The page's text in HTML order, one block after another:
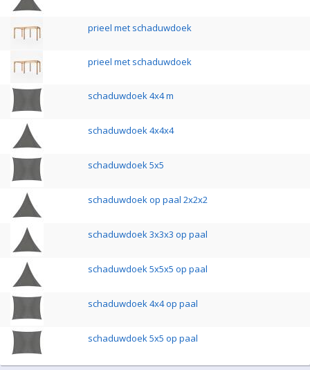
prieel met schaduwdoek
prieel met schaduwdoek
schaduwdoek 4x4 m
schaduwdoek 4x4x4
schaduwdoek 5x5
schaduwdoek op paal 2x2x2
schaduwdoek 3x3x3 op paal
schaduwdoek 5x5x5 op paal
schaduwdoek 4x4 op paal
schaduwdoek 5x5 op paal